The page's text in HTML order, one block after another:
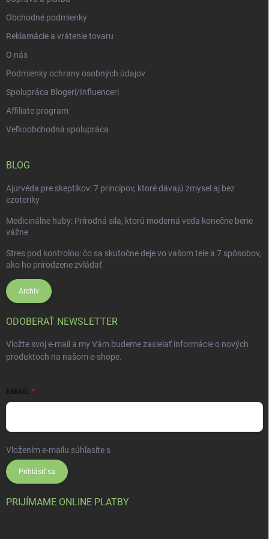
Obchodné podmienky
Reklamácie a vrátenie tovaru
O nás
Podmienky ochrany osobných údajov
Spolupráca Blogeri/Influenceri
Affiliate program
Veľkoobchodná spolupráca
BLOG
Ajurvéda pre skeptikov: 7 princípov, ktoré dávajú zmysel aj bez
ezoteriky
Medicinálne huby: Prírodná sila, ktorú moderná veda konečne berie
vážne
Stres pod kontrolou: čo sa skutočne deje vo vašom tele a 7 spôsobov,
ako ho prirodzene zvládať
Archív
ODOBERAŤ NEWSLETTER
Vložte svoj e-mail a my Vám budeme zasielať informácie o nových
produktoch na našom e-shope.
EMAIL
Vložením e-mailu súhlasíte s
Prihlásiť sa
PRIJÍMAME ONLINE PLATBY